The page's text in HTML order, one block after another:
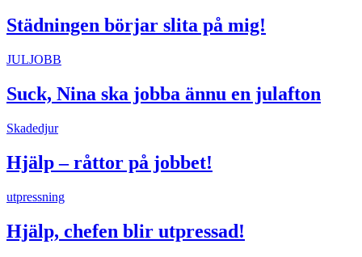
Städningen börjar slita på mig!
JULJOBB
Suck, Nina ska jobba ännu en julafton
Skadedjur
Hjälp – råttor på jobbet!
utpressning
Hjälp, chefen blir utpressad!